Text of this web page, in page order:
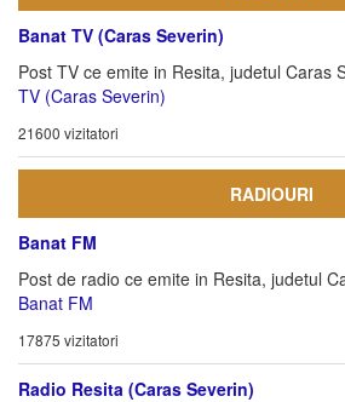
Banat TV (Caras Severin)
Post TV ce emite in Resita, judetul Caras
TV (Caras Severin)
21600 vizitatori
RADIOURI
Banat FM
Post de radio ce emite in Resita, judetul
Banat FM
17875 vizitatori
Radio Resita (Caras Severin)